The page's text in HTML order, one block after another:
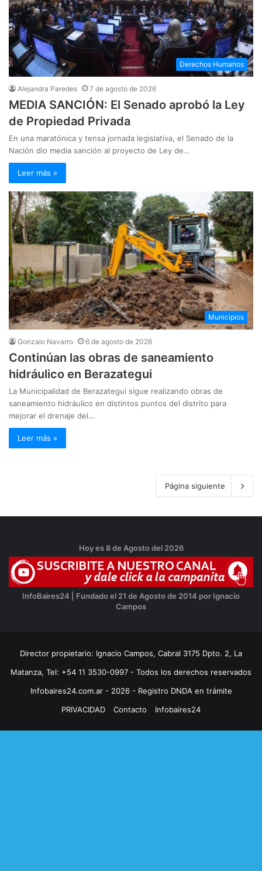
Derechos Humanos
Alejandra Paredes 7 de agosto de 2026
MEDIA SANCIÓN: El Senado aprobó la Ley
de Propiedad Privada
En una maratónica y tensa jornada legislativa, el Senado de la
Nación dio media sanción al proyecto de Ley de…
Leer más »
Municipios
Gonzalo Navarro 6 de agosto de 2026
Continúan las obras de saneamiento
hidráulico en Berazategui
La Municipalidad de Berazategui sigue realizando obras de
saneamiento hidráulico en distintos puntos del distrito para
mejorar el drenaje del…
Leer más »
Página siguiente
Hoy es 8 de Agosto del 2026
InfoBaires24 | Fundado el 21 de Agosto de 2014 por Ignacio
Campos
Director propietario: Ignacio Campos, Cabral 3175 Dpto. 2, La
Matanza, Tel: +54 11 3530-0997 - Todos los derechos reservados
Infobaires24.com.ar - 2026 - Registro DNDA en trámite
PRIVACIDAD
Contacto Infobaires24